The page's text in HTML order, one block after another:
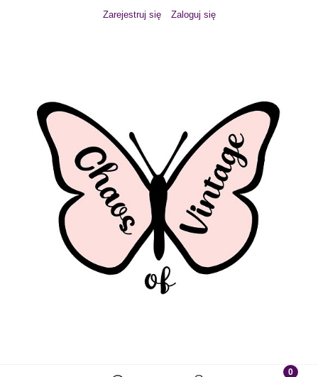
Zarejestruj się Zaloguj się